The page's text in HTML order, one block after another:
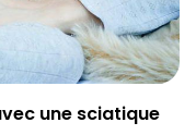
une sciatique